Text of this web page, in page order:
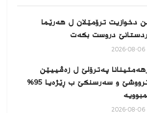
دخوازیت ترۆمێلان ل هەرێما
دروست بكەت
په‌ترۆلێ ل زه‌ڤییێن
ئەترووشێ و سەرسنكێ ب ڕێژەیا 95%